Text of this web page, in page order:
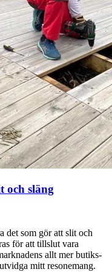
och släng
det som gör att slit och
för att tillslut vara
allt mer butiks-
mitt resonemang.